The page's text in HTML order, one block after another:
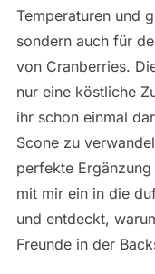
Temperaturen und
sondern auch für
von Cranberries.
nur eine köstliche
ihr schon einmal
Scone zu
perfekte
mit mir ein in die
und entdeckt,
Freunde in der